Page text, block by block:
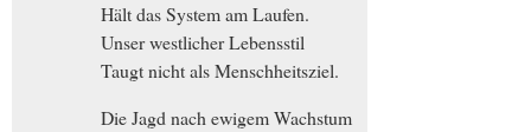
Hält das System am Laufen.
Unser westlicher Lebensstil
Taugt nicht als Menschheitsziel.
Die Jagd nach ewigem Wachstum